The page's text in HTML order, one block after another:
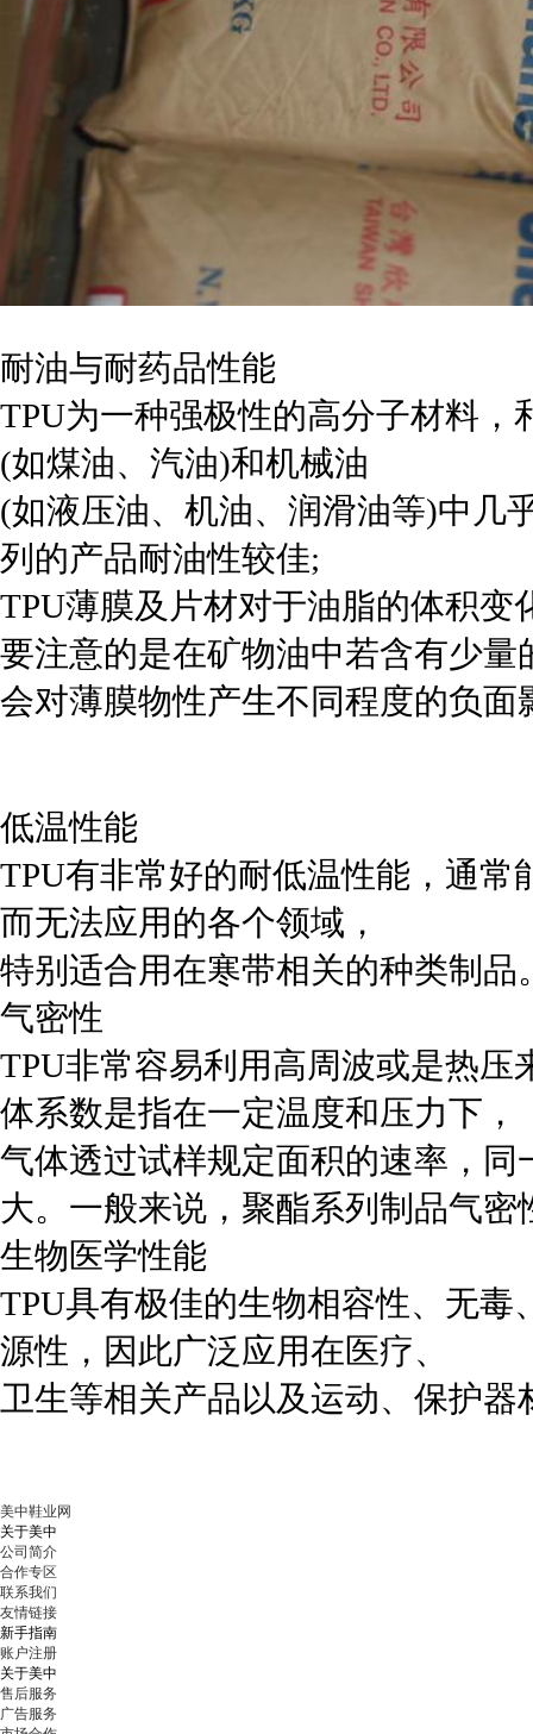
耐油与耐药品性能
TPU为一种强极性的高分子材料
(如煤油、汽油)和机械油
(如液压油、机油、润滑油等)中几
列的产品耐油性较佳;
TPU薄膜及片材对于油脂的体积
要注意的是在矿物油中若含有少量
会对薄膜物性产生不同程度的负面
低温性能
TPU有非常好的耐低温性能，通
而无法应用的各个领域，
特别适合用在寒带相关的种类制品
气密性
TPU非常容易利用高周波或是热
体系数是指在一定温度和压力下，
气体透过试样规定面积的速率，
大。一般来说，聚酯系列制品气密
生物医学性能
TPU具有极佳的生物相容性、无
源性，因此广泛应用在医疗、
卫生等相关产品以及运动、保护器
美中鞋业网
关于美中
公司简介
合作专区
联系我们
友情链接
新手指南
账户注册
关于美中
售后服务
广告服务